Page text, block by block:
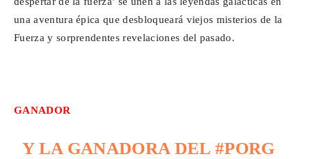
una aventura épica que desbloqueará viejos misterios de la
Fuerza y ​​sorprendentes revelaciones del pasado.
GANADOR
Y LA GANADORA DEL #PORG